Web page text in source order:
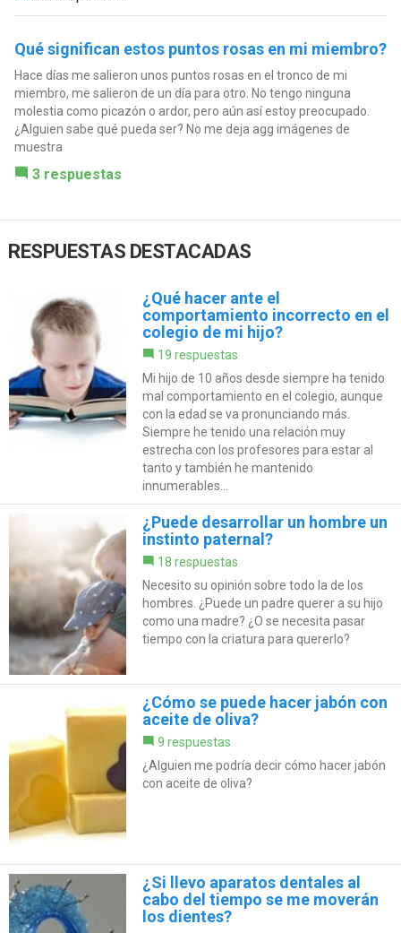
Qué significan estos puntos rosas en mi miembro?
Hace días me salieron unos puntos rosas en el tronco de mi
miembro, me salieron de un día para otro. No tengo ninguna
molestia como picazón o ardor, pero aún así estoy preocupado.
¿Alguien sabe qué pueda ser? No me deja agg imágenes de
muestra
3 respuestas
RESPUESTAS DESTACADAS
¿Qué hacer ante el
comportamiento incorrecto en el
colegio de mi hijo?
19 respuestas
Mi hijo de 10 años desde siempre ha tenido
mal comportamiento en el colegio, aunque
con la edad se va pronunciando más.
Siempre he tenido una relación muy
estrecha con los profesores para estar al
tanto y también he mantenido
innumerables...
¿Puede desarrollar un hombre un
instinto paternal?
18 respuestas
Necesito su opinión sobre todo la de los
hombres. ¿Puede un padre querer a su hijo
como una madre? ¿O se necesita pasar
tiempo con la criatura para quererlo?
¿Cómo se puede hacer jabón con
aceite de oliva?
9 respuestas
¿Alguien me podría decir cómo hacer jabón
con aceite de oliva?
¿Si llevo aparatos dentales al
cabo del tiempo se me moverán
los dientes?